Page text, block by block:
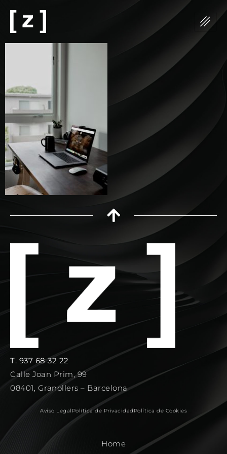
T. 937 68 32 22
Calle Joan Prim, 99
08401, Granollers – Barcelona
Aviso Legal Política de Privacidad Política de Cookies
Home